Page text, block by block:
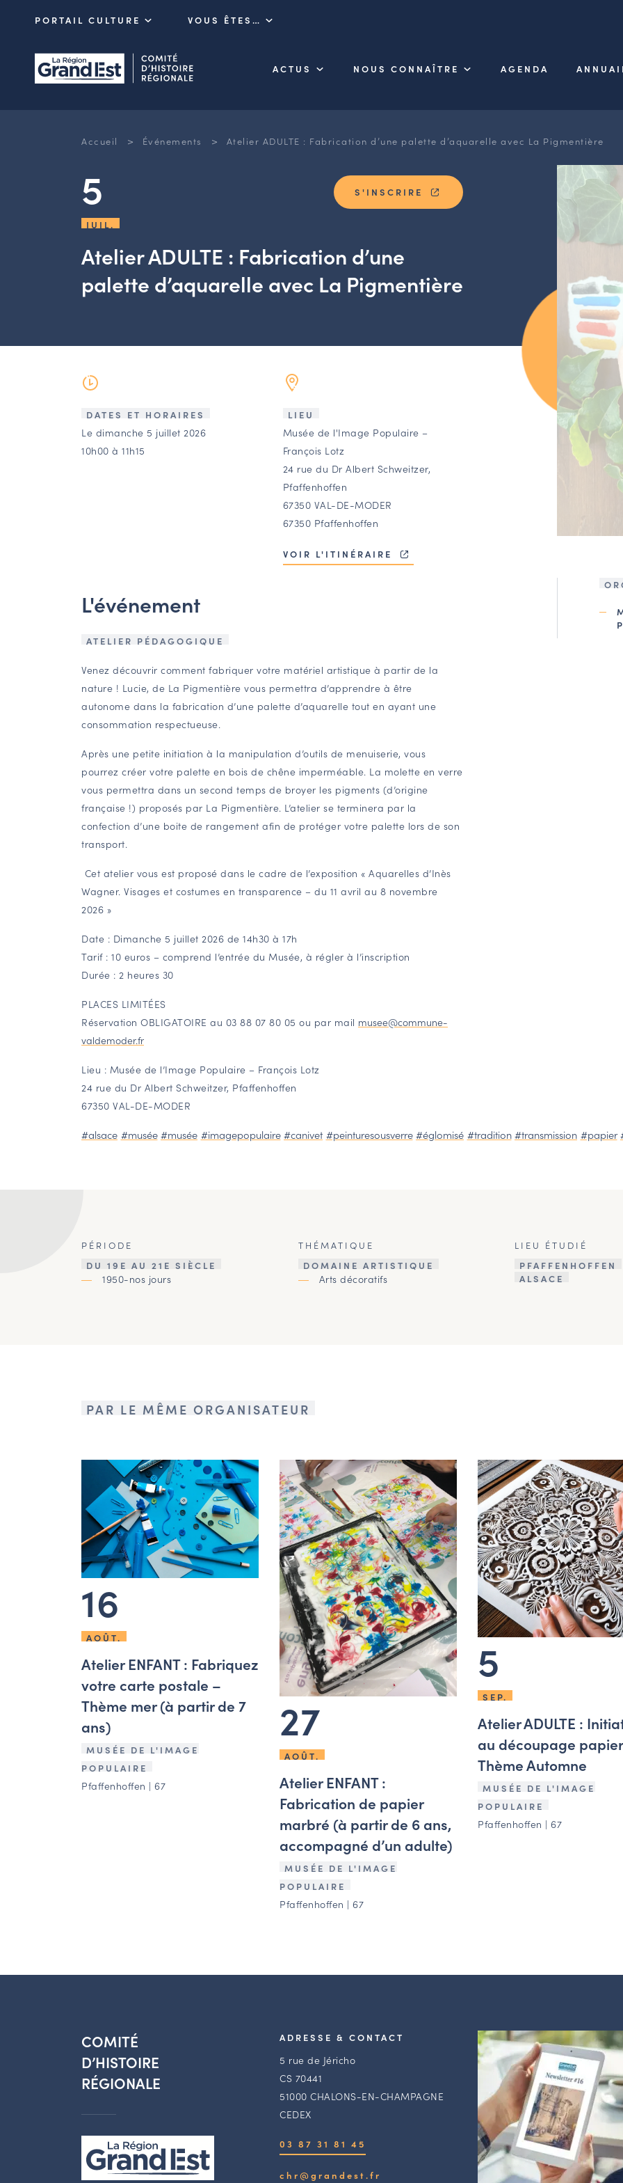
PORTAIL CULTURE VOUS ÊTES…
ACTUS NOUS CONNAÎTRE AGENDA
Accueil > Événements > Atelier ADULTE : Fabrication d’une palette d’aquarelle avec La Pigmentière
5
JUIL.
S'INSCRIRE
Atelier ADULTE : Fabrication d’une
palette d’aquarelle avec La Pigmentière
DATES ET HORAIRES
Le dimanche 5 juillet 2026
10h00 à 11h15
LIEU
Musée de l'Image Populaire –
François Lotz
24 rue du Dr Albert Schweitzer,
Pfaffenhoffen
67350 VAL-DE-MODER
67350 Pfaffenhoffen
VOIR L'ITINÉRAIRE
L'événement
ATELIER PÉDAGOGIQUE
Venez découvrir comment fabriquer votre matériel artistique à partir de la
nature ! Lucie, de La Pigmentière vous permettra d’apprendre à être
autonome dans la fabrication d’une palette d’aquarelle tout en ayant une
consommation respectueuse.
Après une petite initiation à la manipulation d’outils de menuiserie, vous
pourrez créer votre palette en bois de chêne imperméable. La molette en verre
vous permettra dans un second temps de broyer les pigments (d’origine
française !) proposés par La Pigmentière. L’atelier se terminera par la
confection d’une boite de rangement afin de protéger votre palette lors de son
transport.
Cet atelier vous est proposé dans le cadre de l’exposition « Aquarelles d’Inès
Wagner. Visages et costumes en transparence – du 11 avril au 8 novembre
2026 »
Date : Dimanche 5 juillet 2026 de 14h30 à 17h
Tarif : 10 euros – comprend l’entrée du Musée, à régler à l’inscription
Durée : 2 heures 30
PLACES LIMITÉES
Réservation OBLIGATOIRE au 03 88 07 80 05 ou par mail musee@commune-
valdemoder.fr
Lieu : Musée de l’Image Populaire – François Lotz
24 rue du Dr Albert Schweitzer, Pfaffenhoffen
67350 VAL-DE-MODER
#alsace #musée #musée #imagepopulaire #canivet #peinturesousverre #églomisé #tradition #transmission #papier
PÉRIODE
DU 19E AU 21E SIÈCLE
1950-nos jours
THÉMATIQUE
DOMAINE ARTISTIQUE
Arts décoratifs
LIEU ÉTUDIÉ
PFAFFENHOFFEN
ALSACE
PAR LE MÊME ORGANISATEUR
16
AOÛT.
Atelier ENFANT : Fabriquez
votre carte postale –
Thème mer (à partir de 7
ans)
MUSÉE DE L'IMAGE
POPULAIRE
Pfaffenhoffen | 67
27
AOÛT.
Atelier ENFANT :
Fabrication de papier
marbré (à partir de 6 ans,
accompagné d’un adulte)
MUSÉE DE L'IMAGE
POPULAIRE
Pfaffenhoffen | 67
5
SEP.
Atelier ADULTE :
au découpage
Thème Automne
MUSÉE DE L'IMAGE
POPULAIRE
Pfaffenhoffen | 67
COMITÉ
D’HISTOIRE
RÉGIONALE
ADRESSE & CONTACT
5 rue de Jéricho
CS 70441
51000 CHALONS-EN-CHAMPAGNE
CEDEX
03 87 31 81 45
chr@grandest.fr